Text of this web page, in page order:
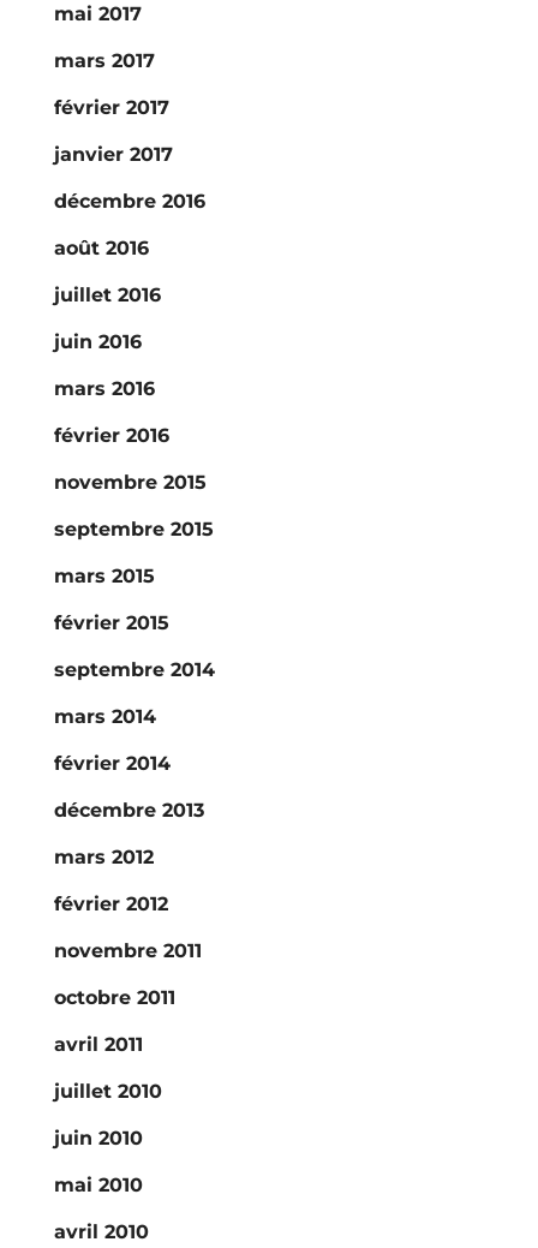
mai 2017
mars 2017
février 2017
janvier 2017
décembre 2016
août 2016
juillet 2016
juin 2016
mars 2016
février 2016
novembre 2015
septembre 2015
mars 2015
février 2015
septembre 2014
mars 2014
février 2014
décembre 2013
mars 2012
février 2012
novembre 2011
octobre 2011
avril 2011
juillet 2010
juin 2010
mai 2010
avril 2010